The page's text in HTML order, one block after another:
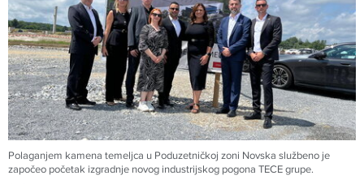
Polaganjem kamena temeljca u Poduzetničkoj zoni Novska službeno je
započeo početak izgradnje novog industrijskog pogona TECE grupe.